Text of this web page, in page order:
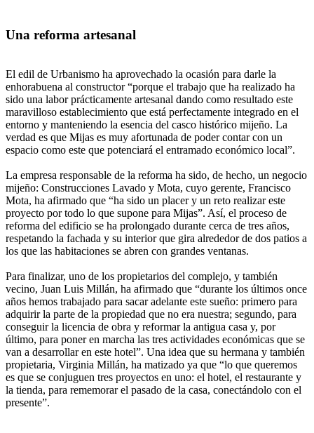
Una reforma artesanal
El edil de Urbanismo ha aprovechado la ocasión para darle la
enhorabuena al constructor “porque el trabajo que ha realizado ha
sido una labor prácticamente artesanal dando como resultado este
maravilloso establecimiento que está perfectamente integrado en el
entorno y manteniendo la esencia del casco histórico mijeño. La
verdad es que Mijas es muy afortunada de poder contar con un
espacio como este que potenciará el entramado económico local”.
La empresa responsable de la reforma ha sido, de hecho, un negocio
mijeño: Construcciones Lavado y Mota, cuyo gerente, Francisco
Mota, ha afirmado que “ha sido un placer y un reto realizar este
proyecto por todo lo que supone para Mijas”. Así, el proceso de
reforma del edificio se ha prolongado durante cerca de tres años,
respetando la fachada y su interior que gira alrededor de dos patios a
los que las habitaciones se abren con grandes ventanas.
Para finalizar, uno de los propietarios del complejo, y también
vecino, Juan Luis Millán, ha afirmado que “durante los últimos once
años hemos trabajado para sacar adelante este sueño: primero para
adquirir la parte de la propiedad que no era nuestra; segundo, para
conseguir la licencia de obra y reformar la antigua casa y, por
último, para poner en marcha las tres actividades económicas que se
van a desarrollar en este hotel”. Una idea que su hermana y también
propietaria, Virginia Millán, ha matizado ya que “lo que queremos
es que se conjuguen tres proyectos en uno: el hotel, el restaurante y
la tienda, para rememorar el pasado de la casa, conectándolo con el
presente”.